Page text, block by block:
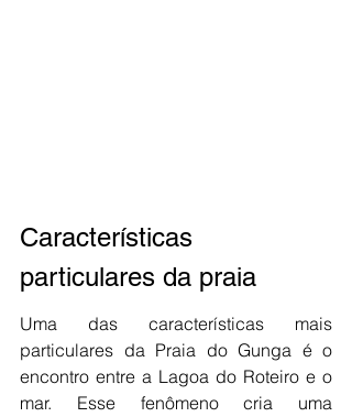
Características
particulares da praia
Uma das características mais
particulares da Praia do Gunga é o
encontro entre a Lagoa do Roteiro e o
mar. Esse fenômeno cria uma